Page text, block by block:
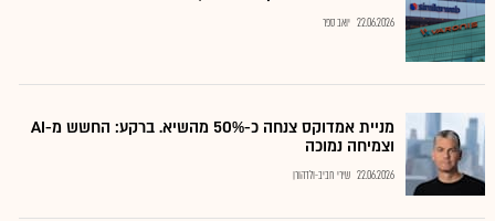
22.06.2026 יואב ספר
מניית אמדוקס צנחה כ-50% מהשיא. ברקע: החשש מ-AI
וצמיחה נמוכה
22.06.2026 שירי חביב-ולדהורן